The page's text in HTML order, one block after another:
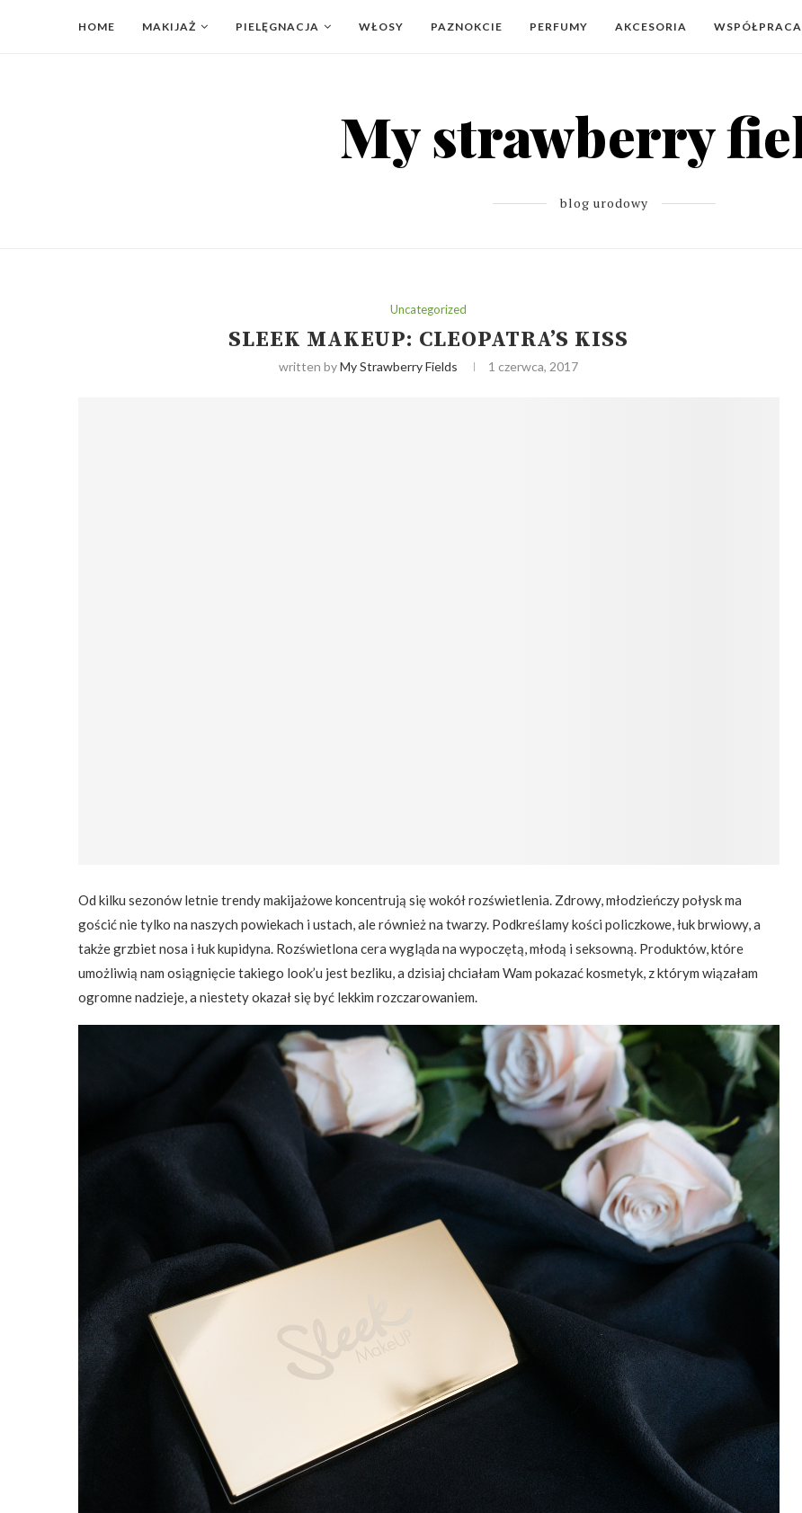
HOME MAKIJAŻ PIELĘGNACJA WŁOSY PAZNOKCIE PERFUMY AKCESORIA WSPÓŁPRACA
blog urodowy
Uncategorized
SLEEK MAKEUP: CLEOPATRA’S KISS
written byMy Strawberry Fields 1 czerwca, 2017
Od kilku sezonów letnie trendy makijażowe koncentrują się wokół rozświetlenia. Zdrowy, młodzieńczy połysk ma
gościć nie tylko na naszych powiekach i ustach, ale również na twarzy. Podkreślamy kości policzkowe, łuk brwiowy, a
także grzbiet nosa i łuk kupidyna. Rozświetlona cera wygląda na wypoczętą, młodą i seksowną. Produktów, które
umożliwią nam osiągnięcie takiego look’u jest bezliku, a dzisiaj chciałam Wam pokazać kosmetyk, z którym wiązałam
ogromne nadzieje, a niestety okazał się być lekkim rozczarowaniem.